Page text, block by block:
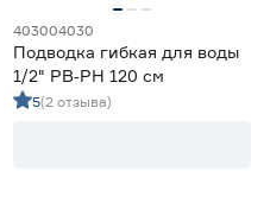
403004030
Подводка гибкая для воды
1/2" РВ‑РН 120 см
5(2 отзыва)